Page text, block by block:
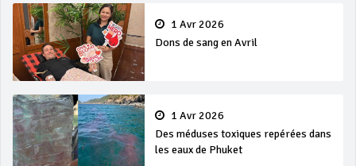
1 Avr 2026
Dons de sang en Avril
1 Avr 2026
Des méduses toxiques repérées dans
les eaux de Phuket